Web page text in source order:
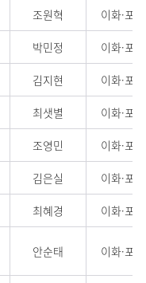
조원혁 이화·포
박민정 이화·포
김지현 이화·포
최샛별 이화·포
조영민 이화·포
김은실 이화·포
최혜경 이화·포
안순태 이화·포